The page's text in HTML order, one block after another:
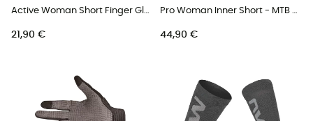
Active Woman Short Finger Glove - Kurzfingerhandschuhe
21,90 €
Pro Woman Inner Short - MTB Unterhose - Damen
44,90 €